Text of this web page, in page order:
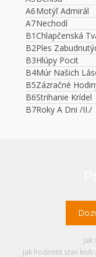
A6Motýľ Admirál
A7Nechodí
B1Chlapčenská
B2Ples
B3Hlúpy Pocit
B4Múr Našich
B5Zázračné
B6Strihanie Krídel
B7Roky A Dni /II./
Jak hodnotit stav